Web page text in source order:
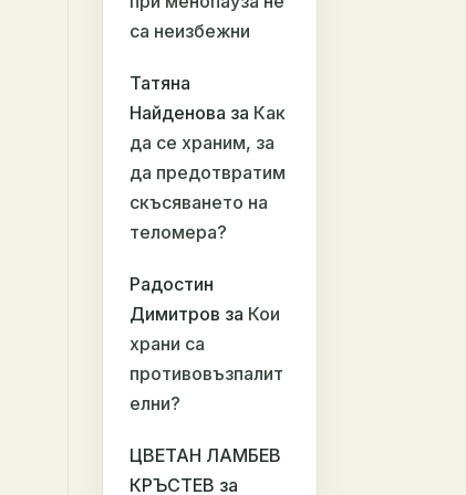
са неизбежни
Татяна
Найденова за Как
да се храним, за
да предотвратим
скъсяването на
теломера?
Радостин
Димитров за Кои
храни са
противовъзпалит
елни?
ЦВЕТАН ЛАМБЕВ
КРЪСТЕВ за